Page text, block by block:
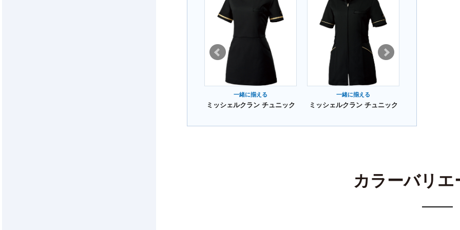
一緒に揃える
ミッシェルクラン チュニック
一緒に揃える
ミッシェルクラン チュニック
カラーバリ